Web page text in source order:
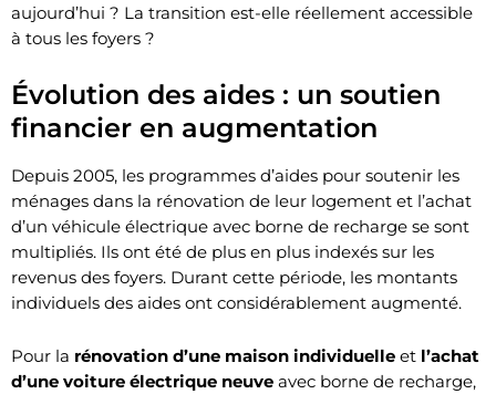
aujourd’hui ? La transition est-elle réellement accessible
à tous les foyers ?
Évolution des aides : un soutien
financier en augmentation
Depuis 2005, les programmes d’aides pour soutenir les
ménages dans la rénovation de leur logement et l’achat
d’un véhicule électrique avec borne de recharge se sont
multipliés. Ils ont été de plus en plus indexés sur les
revenus des foyers. Durant cette période, les montants
individuels des aides ont considérablement augmenté.
Pour la rénovation d’une maison individuelle et l’achat
d’une voiture électrique neuve avec borne de recharge,